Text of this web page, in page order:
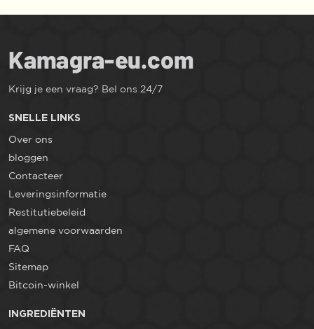
Krijg je een vraag? Bel ons 24/7
SNELLE LINKS
Over ons
bloggen
Contacteer
Leveringsinformatie
Restitutiebeleid
algemene voorwaarden
FAQ
Sitemap
Bitcoin-winkel
INGREDIËNTEN